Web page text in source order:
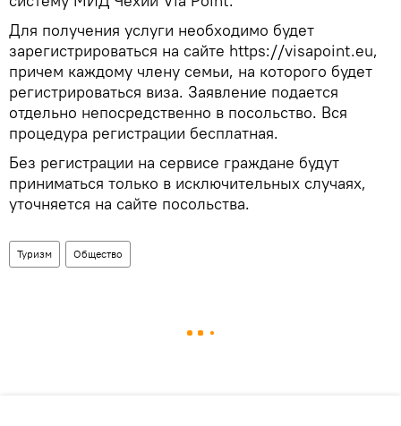
Для получения услуги необходимо будет
зарегистрироваться на сайте https://visapoint.eu,
причем каждому члену семьи, на которого будет
регистрироваться виза. Заявление подается
отдельно непосредственно в посольство. Вся
процедура регистрации бесплатная.
Без регистрации на сервисе граждане будут
приниматься только в исключительных случаях,
уточняется на сайте посольства.
Туризм Общество